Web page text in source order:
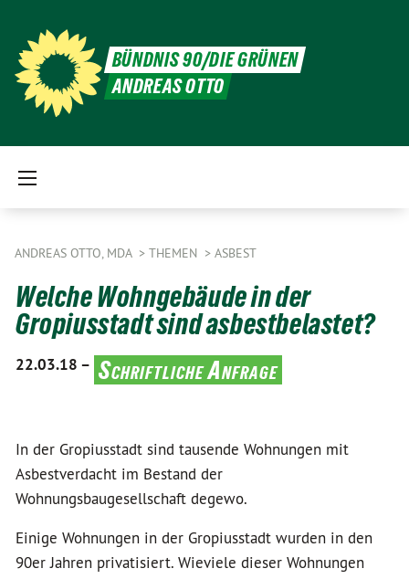
BÜNDNIS 90/DIE GRÜNEN
ANDREAS OTTO
ANDREAS OTTO, MDA THEMEN ASBEST
Welche Wohngebäude in der
Gropiusstadt sind asbestbelastet?
22.03.18 – Schriftliche Anfrage
In der Gropiusstadt sind tausende Wohnungen mit
Asbestverdacht im Bestand der
Wohnungsbaugesellschaft degewo.
Einige Wohnungen in der Gropiusstadt wurden in den
90er Jahren privatisiert. Wieviele dieser Wohnungen